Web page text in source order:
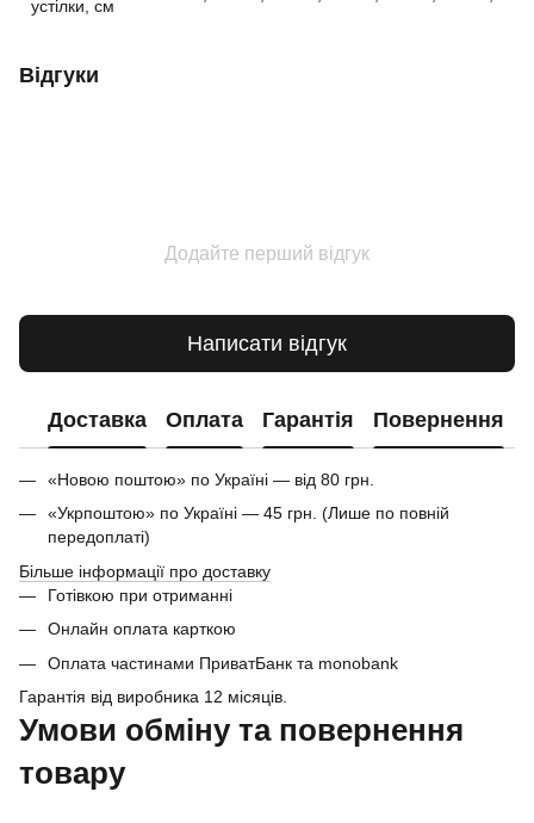
устілки, см
Відгуки
Додайте перший відгук
Написати відгук
Доставка Оплата Гарантія Повернення
«Новою поштою» по Україні — від 80 грн.
«Укрпоштою» по Україні — 45 грн. (Лише по повній
передоплаті)
Більше інформації про доставку
Готівкою при отриманні
Онлайн оплата карткою
Оплата частинами ПриватБанк та monobank
Гарантія від виробника 12 місяців.
Умови обміну та повернення
товару